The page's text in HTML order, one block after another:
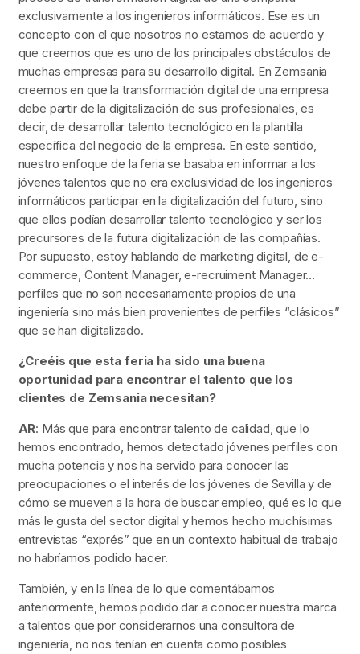
exclusivamente a los ingenieros informáticos. Ese es un
concepto con el que nosotros no estamos de acuerdo y
que creemos que es uno de los principales obstáculos de
muchas empresas para su desarrollo digital. En Zemsania
creemos en que la transformación digital de una empresa
debe partir de la digitalización de sus profesionales, es
decir, de desarrollar talento tecnológico en la plantilla
específica del negocio de la empresa. En este sentido,
nuestro enfoque de la feria se basaba en informar a los
jóvenes talentos que no era exclusividad de los ingenieros
informáticos participar en la digitalización del futuro, sino
que ellos podían desarrollar talento tecnológico y ser los
precursores de la futura digitalización de las compañías.
Por supuesto, estoy hablando de marketing digital, de e-
commerce, Content Manager, e-recruiment Manager…
perfiles que no son necesariamente propios de una
ingeniería sino más bien provenientes de perfiles “clásicos”
que se han digitalizado.
¿Creéis que esta feria ha sido una buena
oportunidad para encontrar el talento que los
clientes de Zemsania necesitan?
AR: Más que para encontrar talento de calidad, que lo
hemos encontrado, hemos detectado jóvenes perfiles con
mucha potencia y nos ha servido para conocer las
preocupaciones o el interés de los jóvenes de Sevilla y de
cómo se mueven a la hora de buscar empleo, qué es lo que
más le gusta del sector digital y hemos hecho muchísimas
entrevistas “exprés” que en un contexto habitual de trabajo
no habríamos podido hacer.
También, y en la línea de lo que comentábamos
anteriormente, hemos podido dar a conocer nuestra marca
a talentos que por considerarnos una consultora de
ingeniería, no nos tenían en cuenta como posibles